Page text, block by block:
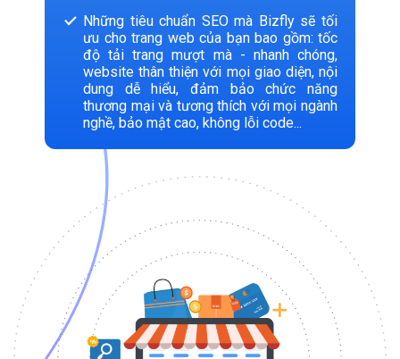
Những tiêu chuẩn SEO mà Bizfly sẽ tối
ưu cho trang web của bạn bao gồm: tốc
độ tải trang mượt mà - nhanh chóng,
website thân thiện với mọi giao diện, nội
dung dễ hiểu, đảm bảo chức năng
thương mại và tương thích với mọi ngành
nghề, bảo mật cao, không lỗi code...